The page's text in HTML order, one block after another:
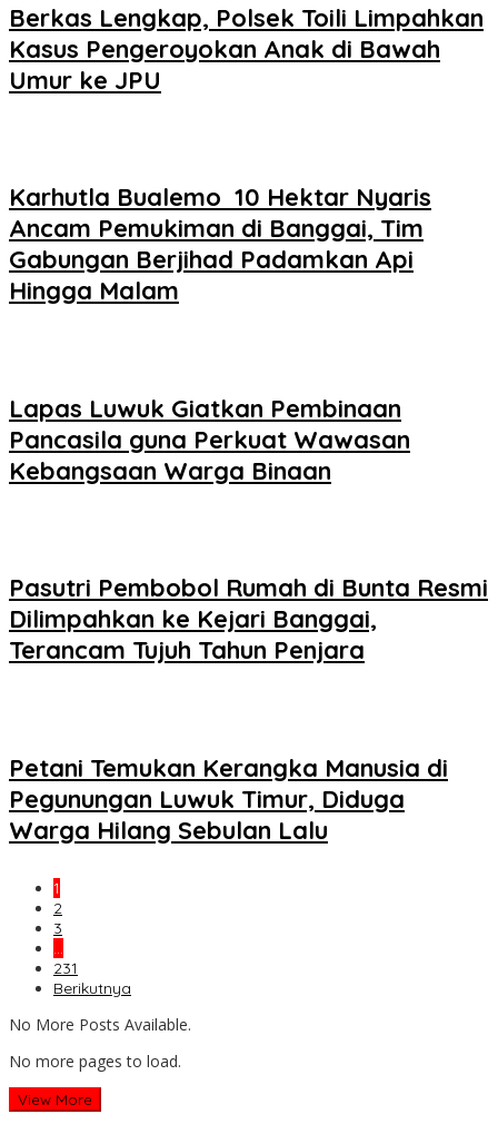
Berkas Lengkap, Polsek Toili Limpahkan
Kasus Pengeroyokan Anak di Bawah
Umur ke JPU
Karhutla Bualemo 10 Hektar Nyaris
Ancam Pemukiman di Banggai, Tim
Gabungan Berjihad Padamkan Api
Hingga Malam
Lapas Luwuk Giatkan Pembinaan
Pancasila guna Perkuat Wawasan
Kebangsaan Warga Binaan
Pasutri Pembobol Rumah di Bunta Resmi
Dilimpahkan ke Kejari Banggai,
Terancam Tujuh Tahun Penjara
Petani Temukan Kerangka Manusia di
Pegunungan Luwuk Timur, Diduga
Warga Hilang Sebulan Lalu
1
2
3
…
231
Berikutnya
No More Posts Available.
No more pages to load.
View More